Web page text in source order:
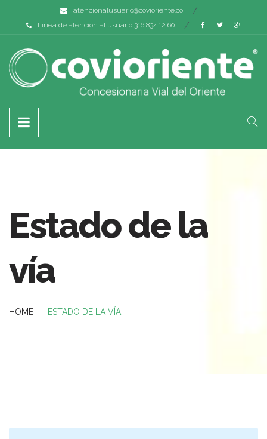
atencionalusuario@covioriente.co
Línea de atención al usuario 316 834 12 60
Estado de la
vía
HOME ESTADO DE LA VÍA